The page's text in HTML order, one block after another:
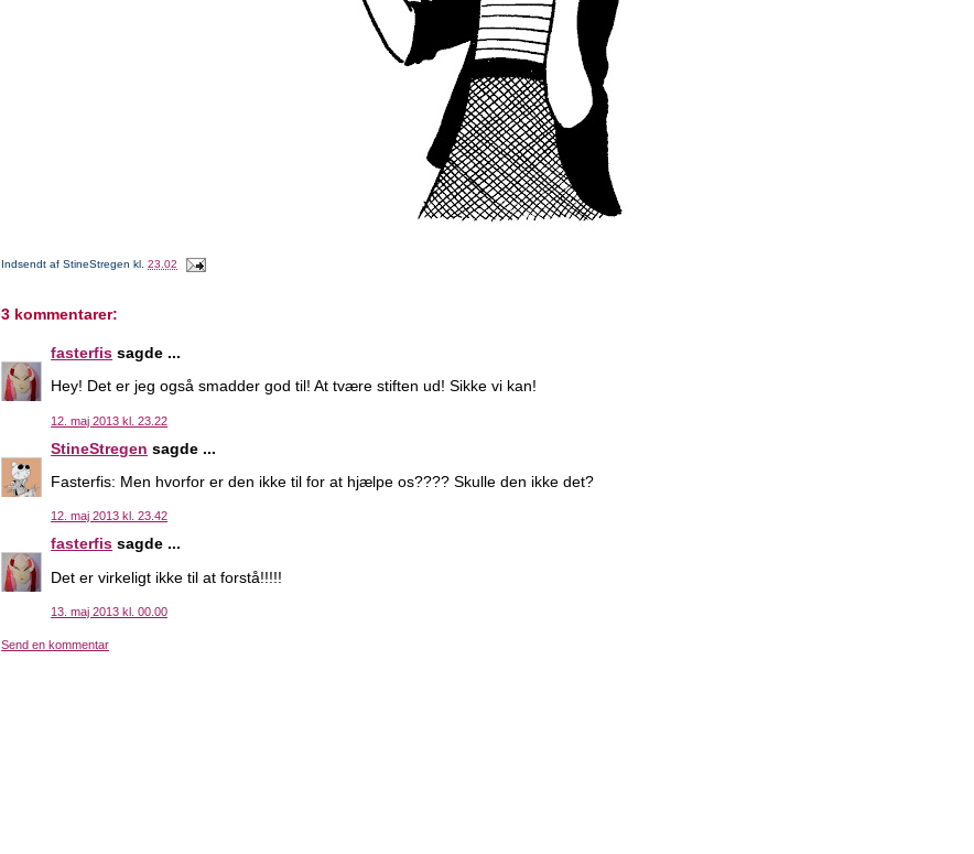
Indsendt afStineStregen kl.23.02
3 kommentarer:
fasterfis sagde ...
Hey! Det er jeg også smadder god til! At tvære stiften ud! Sikke vi kan!
12. maj 2013 kl. 23.22
StineStregen sagde ...
Fasterfis: Men hvorfor er den ikke til for at hjælpe os???? Skulle den ikke det?
12. maj 2013 kl. 23.42
fasterfis sagde ...
Det er virkeligt ikke til at forstå!!!!!
13. maj 2013 kl. 00.00
Send en kommentar